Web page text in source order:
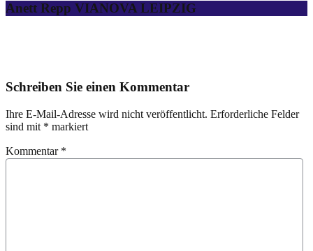
Anett Repp VIANOVA LEIPZIG
Schreiben Sie einen Kommentar
Ihre E-Mail-Adresse wird nicht veröffentlicht. Erforderliche Felder
sind mit * markiert
Kommentar *